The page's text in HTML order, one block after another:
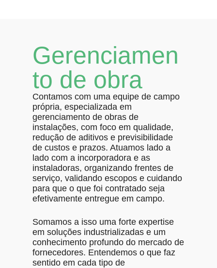
Gerenciamen
to de obra
Contamos com uma equipe de campo
própria, especializada em
gerenciamento de obras de
instalações, com foco em qualidade,
redução de aditivos e previsibilidade
de custos e prazos. Atuamos lado a
lado com a incorporadora e as
instaladoras, organizando frentes de
serviço, validando escopos e cuidando
para que o que foi contratado seja
efetivamente entregue em campo.
Somamos a isso uma forte expertise
em soluções industrializadas e um
conhecimento profundo do mercado de
fornecedores. Entendemos o que faz
sentido em cada tipo de